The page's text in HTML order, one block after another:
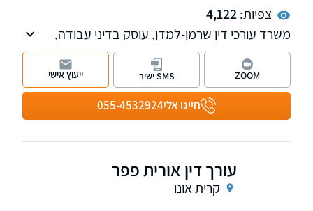
צפיות:4,122
משרד עורכי דין שרמן-למדן, עוסק בדיני עבודה,
במשפט מנהלי וחוקתי ובמשפט אזרחי עסקי.
חייגו אלי055-4532924
ZOOM SMS ישיר ייעוץ אישי
עורך דין אורית פפר
קרית אונו